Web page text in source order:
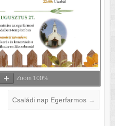
Zoom 100%
Családi nap Egerfarmos →